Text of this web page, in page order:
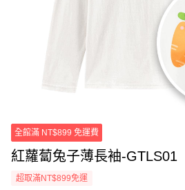
全館滿 NT$899 免運費
紅蘿蔔兔子薄長袖-GTLS01
超取滿NT$899免運